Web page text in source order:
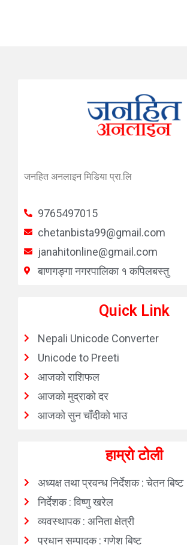
जनहित अनलाइन मिडिया प्रा.लि
9765497015
chetanbista99@gmail.com
janahitonline@gmail.com
बाणगङ्गा नगरपालिका १ कपिलबस्तु
Quick Link
Nepali Unicode Converter
Unicode to Preeti
आजको राशिफल
आजको मुद्राको दर
आजको सुन चाँदीको भाउ
हाम्रो टोली
अध्यक्ष तथा प्रवन्ध निर्देशक : चेतन बिष्ट
निर्देशक : विष्णु खरेल
व्यवस्थापक : अनिता क्षेत्री
प्रधान सम्पादक : गणेश बिष्ट